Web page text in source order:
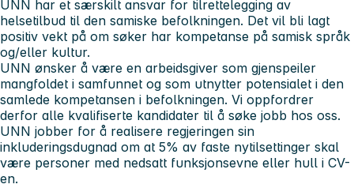
UNN har et særskilt ansvar for tilrettelegging av
helsetilbud til den samiske befolkningen. Det vil bli lagt
positiv vekt på om søker har kompetanse på samisk språk
og/eller kultur.
UNN ønsker å være en arbeidsgiver som gjenspeiler
mangfoldet i samfunnet og som utnytter potensialet i den
samlede kompetansen i befolkningen. Vi oppfordrer
derfor alle kvalifiserte kandidater til å søke jobb hos oss.
UNN jobber for å realisere regjeringen sin
inkluderingsdugnad om at 5% av faste nytilsettinger skal
være personer med nedsatt funksjonsevne eller hull i CV-
en.